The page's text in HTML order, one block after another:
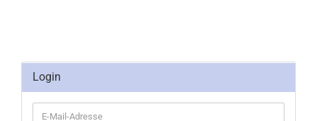
Login
E-